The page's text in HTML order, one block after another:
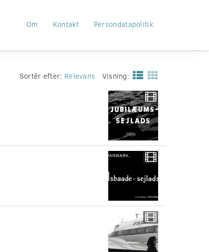
Om Kontakt Persondatapolitik
Sortér efter: Relevans Visning: